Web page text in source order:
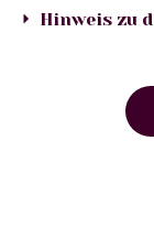
Hinweis zu